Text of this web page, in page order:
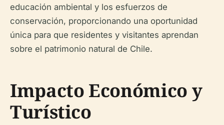
educación ambiental y los esfuerzos de
conservación, proporcionando una oportunidad
única para que residentes y visitantes aprendan
sobre el patrimonio natural de Chile.
Impacto Económico y
Turístico